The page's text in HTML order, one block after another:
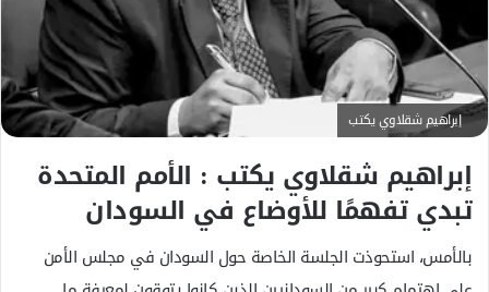
إ
ل
ك
ت
ر
و
ن
ي
ا
إبراهيم شقلاوي يكتب
إبراهيم شقلاوي يكتب : الأمم المتحدة
تبدي تفهمًا للأوضاع في السودان
بالأمس، استحوذت الجلسة الخاصة حول السودان في مجلس الأمن